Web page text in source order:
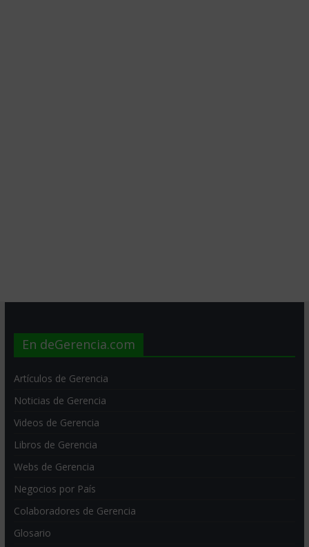
En deGerencia.com
Artículos de Gerencia
Noticias de Gerencia
Videos de Gerencia
Libros de Gerencia
Webs de Gerencia
Negocios por País
Colaboradores de Gerencia
Glosario